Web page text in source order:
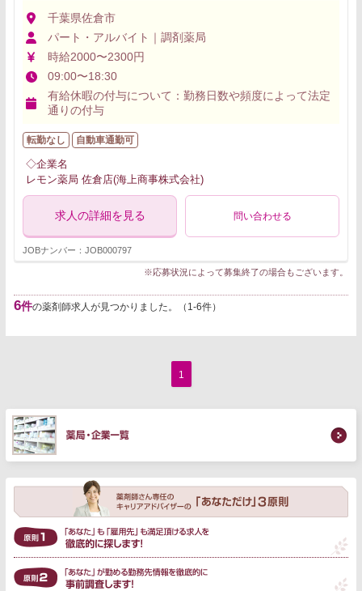
千葉県佐倉市
パート・アルバイト｜調剤薬局
時給2000〜2300円
09:00〜18:30
有給休暇の付与について：勤務日数や頻度によって法定
通りの付与
転勤なし 自動車通勤可
◇企業名
レモン薬局 佐倉店(海上商事株式会社)
求人の詳細を見る 問い合わせる
JOBナンバー：JOB000797
※応募状況によって募集終了の場合もございます。
6件の薬剤師求人が見つかりました。（1-6件）
1